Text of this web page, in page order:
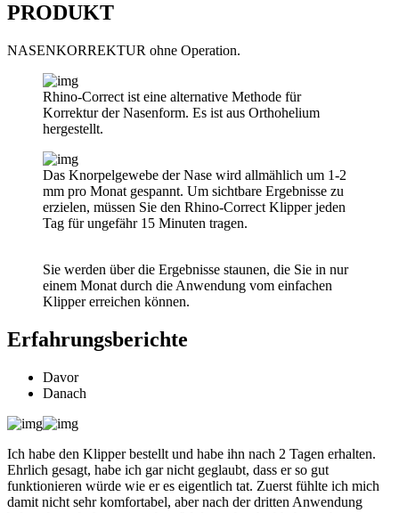
PRODUKT
NASENKORREKTUR ohne Operation.
Rhino-Correct ist eine alternative Methode für
Korrektur der Nasenform. Es ist aus Orthohelium
hergestellt.
Das Knorpelgewebe der Nase wird allmählich um 1-2
mm pro Monat gespannt. Um sichtbare Ergebnisse zu
erzielen, müssen Sie den Rhino-Correct Klipper jeden
Tag für ungefähr 15 Minuten tragen.
Sie werden über die Ergebnisse staunen, die Sie in nur
einem Monat durch die Anwendung vom einfachen
Klipper erreichen können.
Erfahrungsberichte
Davor
Danach
Ich habe den Klipper bestellt und habe ihn nach 2 Tagen erhalten.
Ehrlich gesagt, habe ich gar nicht geglaubt, dass er so gut
funktionieren würde wie er es eigentlich tat. Zuerst fühlte ich mich
damit nicht sehr komfortabel, aber nach der dritten Anwendung